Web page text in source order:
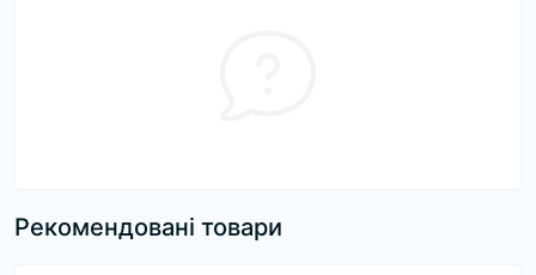
Рекомендовані товари